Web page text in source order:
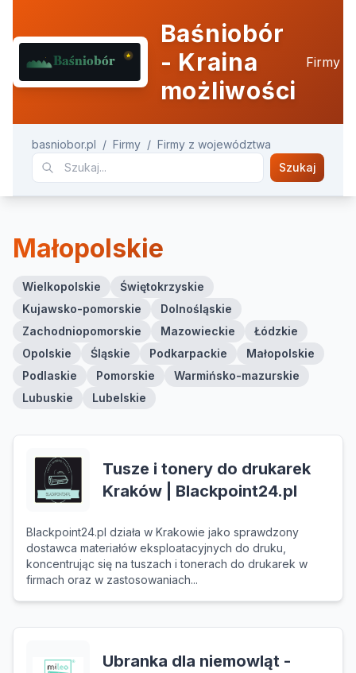
Baśniobór
- Kraina
możliwości
Firmy
basniobor.pl / Firmy / Firmy z województwa
Szukaj
Małopolskie
Wielkopolskie
Świętokrzyskie
Kujawsko-pomorskie
Dolnośląskie
Zachodniopomorskie
Mazowieckie
Łódzkie
Opolskie
Śląskie Podkarpackie
Małopolskie
Podlaskie
Pomorskie
Warmińsko-mazurskie
Lubuskie
Lubelskie
Tusze i tonery do drukarek
Kraków | Blackpoint24.pl
Blackpoint24.pl działa w Krakowie jako sprawdzony
dostawca materiałów eksploatacyjnych do druku,
koncentrując się na tuszach i tonerach do drukarek w
firmach oraz w zastosowaniach...
Ubranka dla niemowląt -